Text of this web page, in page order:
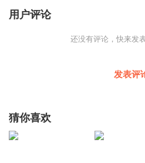
用户评论
还没有评论，快来发
发表评
猜你喜欢